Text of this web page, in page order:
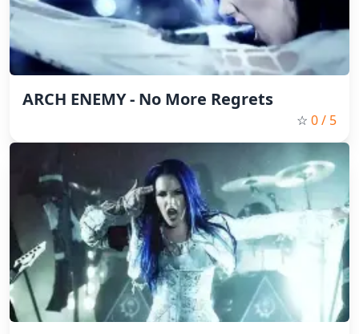
ARCH ENEMY - No More Regrets
☆ 0/ 5